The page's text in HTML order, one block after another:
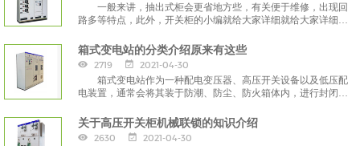
一般来讲，抽出式柜会更省地方些，有关便于维修，出现回
路多等特点，此外，开关柜的小编就给大家详细就给大家详细讲
箱式变电站的分类介绍原来有这些
2719
2021-04-30
箱式变电站作为一种配电变压器、高压开关设备以及低压配
电装置，通常会将其装于防潮、防尘、防火箱体内，进行封闭的
分类。
关于高压开关柜机械联锁的知识介绍
2630
2021-04-30